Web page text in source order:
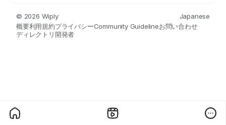
© 2026 Wiply
Japanese
概要利用規約プライバシーCommunity Guidelineお問い合わせ
ディレクトリ開発者